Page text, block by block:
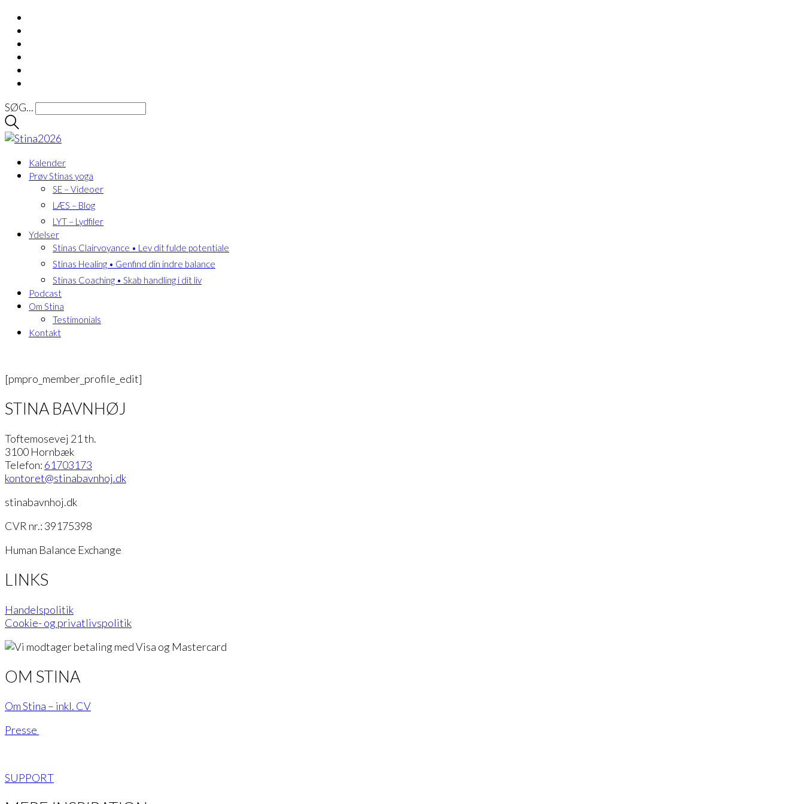
SØG...
Kalender
Prøv Stinas yoga
SE – Videoer
LÆS – Blog
LYT – Lydfiler
Ydelser
Stinas Clairvoyance • Lev dit fulde potentiale
Stinas Healing • Genfind din indre balance
Stinas Coaching • Skab handling i dit liv
Podcast
Om Stina
Testimonials
Kontakt
[pmpro_member_profile_edit]
STINA BAVNHØJ
Toftemosevej 21 th.
3100 Hornbæk
Telefon: 61703173
kontoret@stinabavnhoj.dk
stinabavnhoj.dk
CVR nr.: 39175398
Human Balance Exchange
LINKS
Handelspolitik
Cookie- og privatlivspolitik
OM STINA
Om Stina – inkl. CV
Presse
SUPPORT